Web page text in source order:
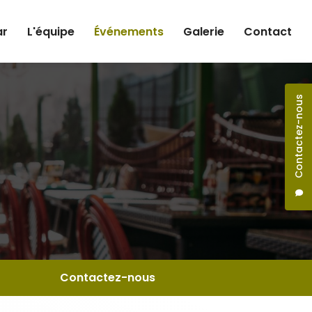
Contactez-nous
L'équipe Événements Galerie Contact
Contactez-nous